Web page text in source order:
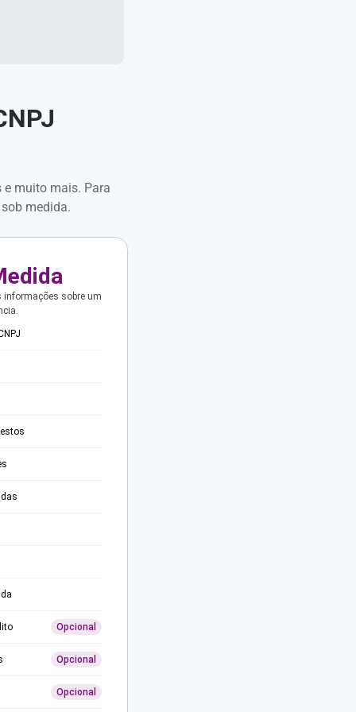
muito mais. Para
medida.
sobre um
Opcional
Opcional
Opcional